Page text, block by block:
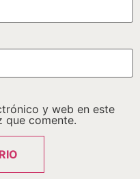
y web en este
que comente.